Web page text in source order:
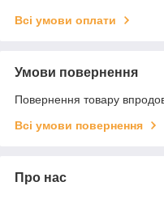
Всі умови оплати
Умови повернення
Повернення товару
Всі умови повернення
Про нас